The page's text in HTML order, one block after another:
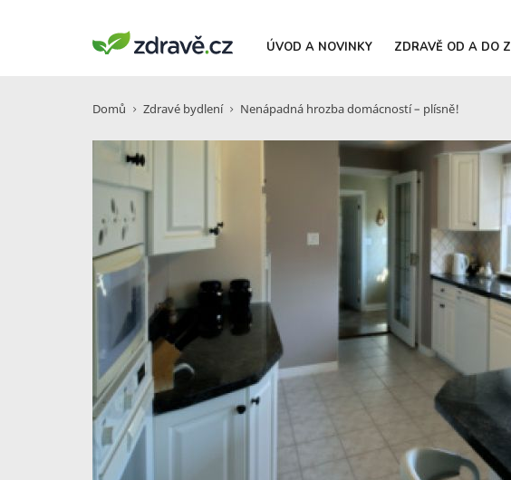
ÚVOD A NOVINKY ZDRAVĚ OD A DO Z
Domů Zdravé bydlení Nenápadná hrozba domácností – plísně!